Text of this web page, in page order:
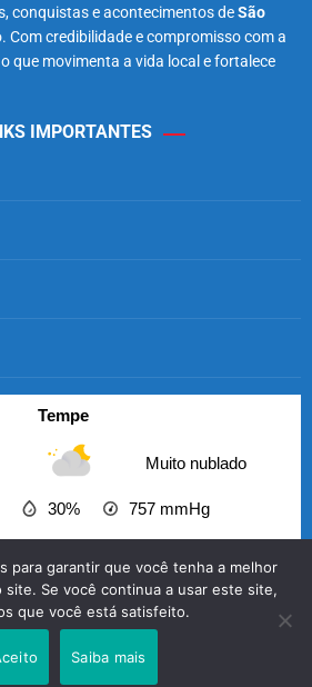
conquistas e acontecimentos deSão
Com credibilidade e compromisso com a
que movimenta a vida local e fortalece
IMPORTANTES
Tempe
Muito nublado
30% 757 mmHg
36°C 35°C 35°C
para garantir que você tenha a melhor
site. Se você continua a usar este site,
que você está satisfeito.
Saiba mais